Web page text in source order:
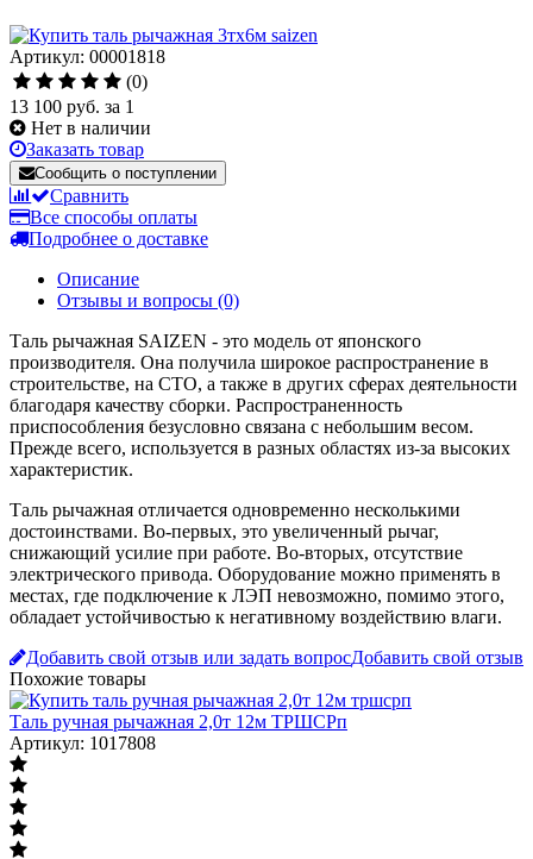
Артикул: 00001818
(0)
13 100 руб. за 1
Нет в наличии
Заказать товар
Сообщить о поступлении
Сравнить
Все способы оплаты
Подробнее о доставке
Описание
Отзывы и вопросы (0)
Таль рычажная SAIZEN - это модель от японского
производителя. Она получила широкое распространение в
строительстве, на СТО, а также в других сферах деятельности
благодаря качеству сборки. Распространенность
приспособления безусловно связана с небольшим весом.
Прежде всего, используется в разных областях из-за высоких
характеристик.
Таль рычажная отличается одновременно несколькими
достоинствами. Во-первых, это увеличенный рычаг,
снижающий усилие при работе. Во-вторых, отсутствие
электрического привода. Оборудование можно применять в
местах, где подключение к ЛЭП невозможно, помимо этого,
обладает устойчивостью к негативному воздействию влаги.
Добавить свой отзыв или задать вопросДобавить свой отзыв
Похожие товары
Таль ручная рычажная 2,0т 12м ТРШСРп
Артикул: 1017808